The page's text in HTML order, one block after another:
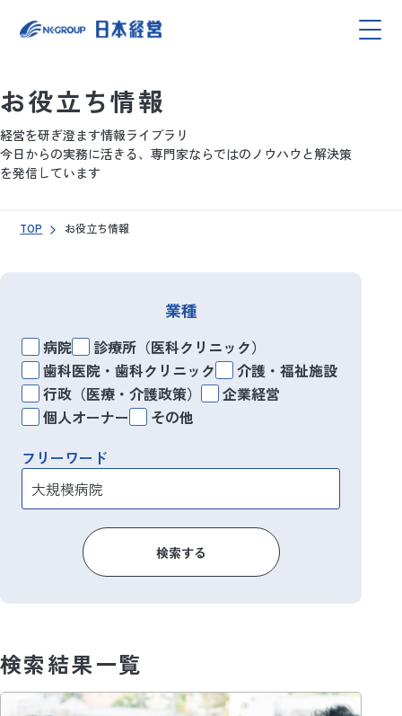
お役立ち情報
経営を研ぎ澄ます情報ライブラリ
今日からの実務に活きる、専門家ならではのノウハウと解決策
を発信しています
TOP お役立ち情報
業種
病院
診療所（医科クリニック）
歯科医院・歯科クリニック
介護・福祉施設
行政（医療・介護政策）
企業経営
個人オーナー
その他
フリーワード
検索する
検索結果一覧